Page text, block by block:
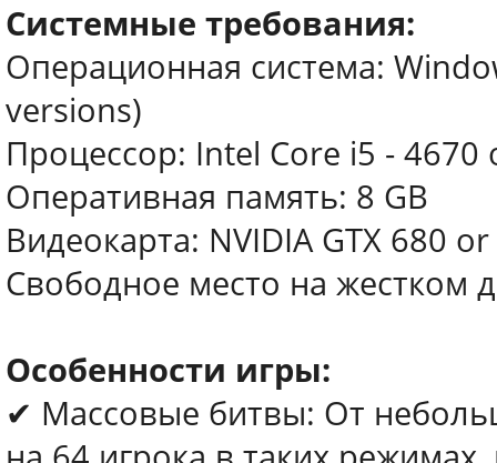
Системные требования:
Операционная система:
versions)
Процессор: Intel Core i5 - 4670
Оперативная память: 8 GB
Видеокарта: NVIDIA GTX 680
Свободное место на жестком
Особенности игры:
✔ Массовые битвы: От